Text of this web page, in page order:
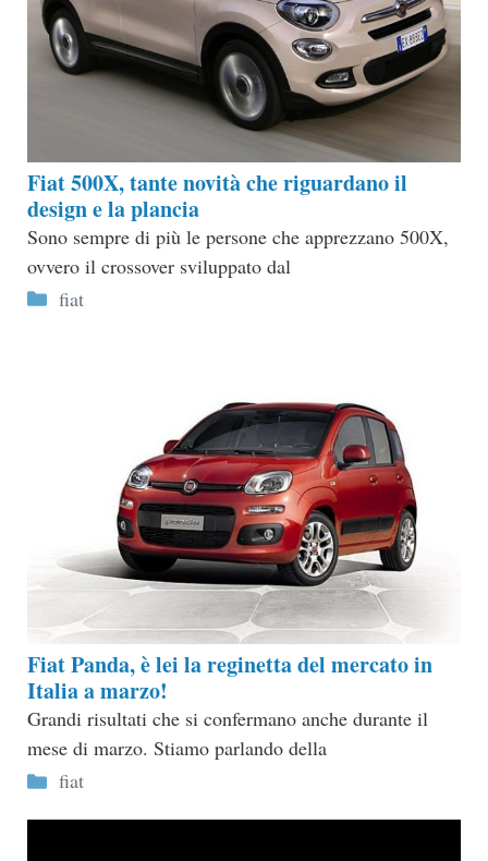
Fiat 500X, tante novità che riguardano il
design e la plancia
Sono sempre di più le persone che apprezzano 500X,
ovvero il crossover sviluppato dal
Categorie
fiat
Fiat Panda, è lei la reginetta del mercato in
Italia a marzo!
Grandi risultati che si confermano anche durante il
mese di marzo. Stiamo parlando della
Categorie
fiat